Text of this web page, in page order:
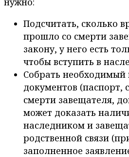
Подсчитать, сколько
прошло со смерти
закону, у него есть
чтобы вступить в
Собрать необходимый
документов (паспорт,
смерти завещателя,
может доказать
наследником и
родственной связи
заполненное